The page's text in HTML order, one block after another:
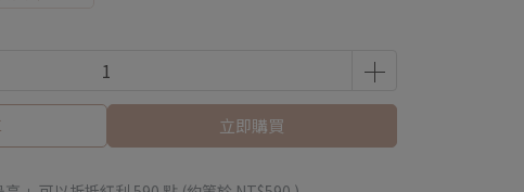
立即購買